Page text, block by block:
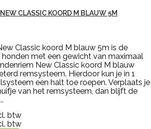
CLASSIC KOORD M BLAUW 5M
Classic koord M blauw 5m is de
met een gewicht van maximaal
New Classic koord M blauw
remsysteem. Hierdoor kun je in 1
een halt toe roepen. Verplaats je
van het remsysteem, dan blijft de
btw
btw